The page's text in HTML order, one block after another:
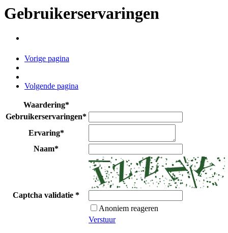
Gebruikerservaringen
Vorige pagina
Volgende pagina
Waardering*
Gebruikerservaringen*
Ervaring*
Naam*
Captcha validatie *
Anoniem reageren
Verstuur